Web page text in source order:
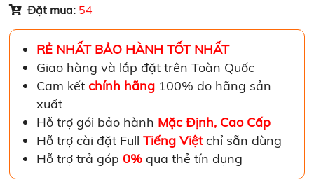
Đặt mua: 54
RẺ NHẤT BẢO HÀNH TỐT NHẤT
Giao hàng và lắp đặt trên Toàn Quốc
Cam kếtchính hãng 100% do hãng sản
xuất
Hỗ trợ gói bảo hành Mặc Định, Cao Cấp
Hỗ trợ cài đặt FullTiếng Việtchỉ sẵn dùng
Hỗ trợ trả góp 0% qua thẻ tín dụng